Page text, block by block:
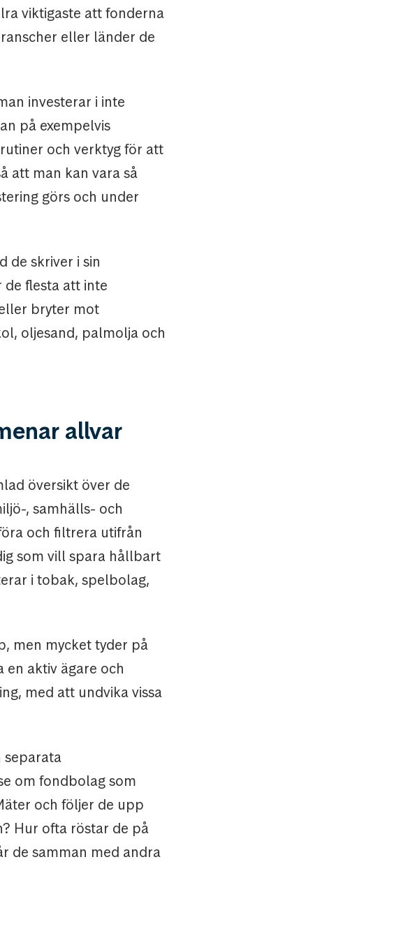
viktigaste att fonderna
eller länder de
investerar i inte
på exempelvis
och verktyg för att
att man kan vara så
görs och under
de skriver i sin
flesta att inte
bryter mot
oljesand, palmolja och
allvar
översikt över de
, samhälls- och
och filtrera utifrån
som vill spara hållbart
i tobak, spelbolag,
men mycket tyder på
aktiv ägare och
med att undvika vissa
separata
om fondbolag som
och följer de upp
Hur ofta röstar de på
de samman med andra